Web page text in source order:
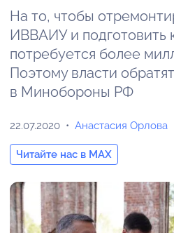
На то, чтобы
ИВВАИУ и подготовить
потребуется более
Поэтому власти
в Минобороны РФ
22.07.2020 Анастасия Орлова
Читайте нас в MAX